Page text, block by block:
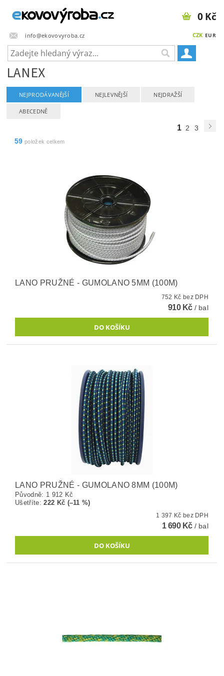
info@ekovovyroba.cz CZK EUR
0 Kč
LANEX
NEJPRODÁVANĚJŠÍ NEJLEVNĚJŠÍ NEJDRAŽŠÍ
ABECEDNĚ
1 2
3
59 položek celkem
LANO PRUŽNÉ - GUMOLANO 5MM (100M)
752 Kč bez DPH
910 Kč / bal
LANO PRUŽNÉ - GUMOLANO 8MM (100M)
Původně: 1 912 Kč
Ušetříte:222 Kč (–11 %)
1 397 Kč bez DPH
1 690 Kč / bal